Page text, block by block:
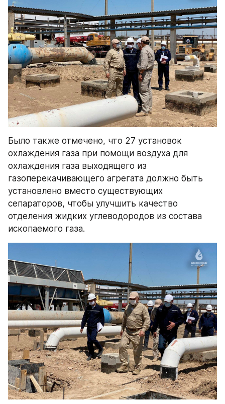
Было также отмечено, что 27 установок
охлаждения газа при помощи воздуха для
охлаждения газа выходящего из
газоперекачивающего агрегата должно быть
установлено вместо существующих
сепараторов, чтобы улучшить качество
отделения жидких углеводородов из состава
ископаемого газа.